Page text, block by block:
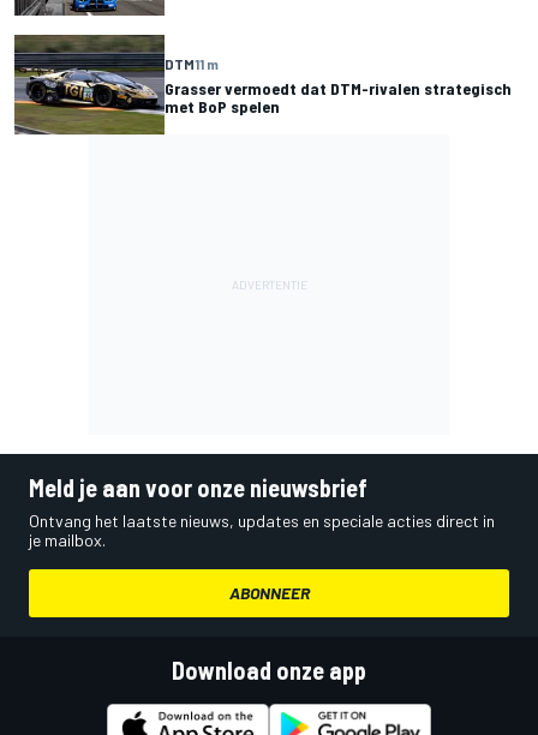
DTM11 m
Grasser vermoedt dat DTM-rivalen strategisch
met BoP spelen
Meld je aan voor onze nieuwsbrief
Ontvang het laatste nieuws, updates en speciale acties direct in
je mailbox.
ABONNEER
Download onze app